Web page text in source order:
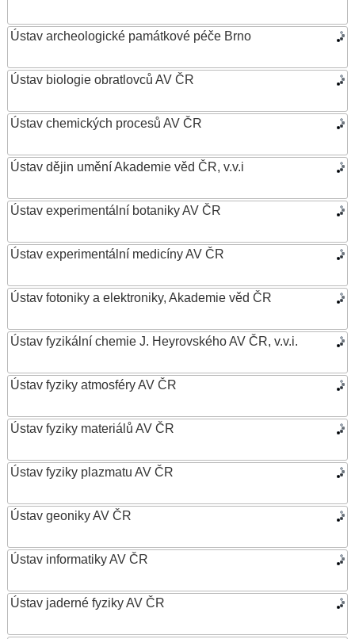
Ústav archeologické památkové péče Brno
Ústav biologie obratlovců AV ČR
Ústav chemických procesů AV ČR
Ústav dějin umění Akademie věd ČR, v.v.i
Ústav experimentální botaniky AV ČR
Ústav experimentální medicíny AV ČR
Ústav fotoniky a elektroniky, Akademie věd ČR
Ústav fyzikální chemie J. Heyrovského AV ČR, v.v.i.
Ústav fyziky atmosféry AV ČR
Ústav fyziky materiálů AV ČR
Ústav fyziky plazmatu AV ČR
Ústav geoniky AV ČR
Ústav informatiky AV ČR
Ústav jaderné fyziky AV ČR